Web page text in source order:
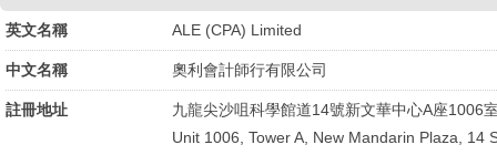
英文名稱 ALE (CPA) Limited
中文名稱 奧利會計師行有限公司
註冊地址
九龍尖沙咀科學館道14號新文華中心A座1006
Unit 1006, Tower A, New Mandarin Plaza, 14